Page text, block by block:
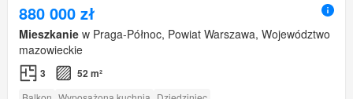
880 000 zł
Mieszkanie w Praga-Północ, Powiat Warszawa, Województwo
mazowieckie
3 52 m²